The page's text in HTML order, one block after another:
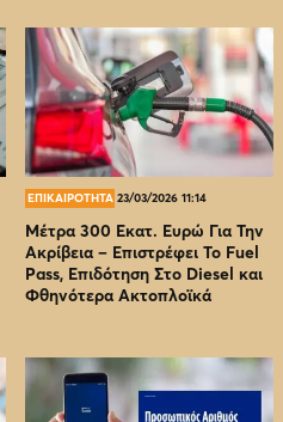
ΕΠΙΚΑΙΡΟΤΗΤΑ 23/03/2026 11:14
Μέτρα 300 Εκατ. Ευρώ Για Την
Ακρίβεια – Επιστρέφει Το Fuel
Pass, Επιδότηση Στο Diesel και
Φθηνότερα Ακτοπλοϊκά